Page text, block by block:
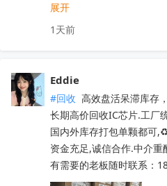
LM7805MPX/NOPB
LM7171AIMX/NOPB
LM7322MAX/NOPB
LM741CN/NOPB
LM6172IMX/NOPB
LM66100DCKT
LM6171AIMX/NOPB
LM6171AIM/NOPB
YD7123(可替换 IRS2093)
AXPA17851  AXPA47576
TM1621B  TM1622
TM1628A  C9636  QX201A
QX201C  BD37033FV-ME2
MT29F4G08ABADAWP:D
OB3636AMP  HT7050A-1
NS8002  TM1640
展开
1天前
Eddie
#回收 高效盘活呆滞库存
长期高价回收IC芯片.工厂
国内外库存打包单颗都可
资金充足,诚信合作.中介重
有需要的老板随时联系：